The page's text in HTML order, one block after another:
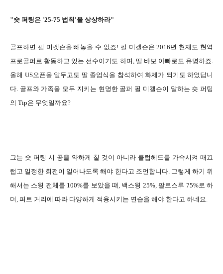
"숏 퍼팅은 '25-75 법칙'을 상상하라"
골프하면 필 미켓슨을 빼놓을 수 없죠! 필 미켈슨은 2016년 현재도 현역
프로골퍼로 활동하고 있는 선수이기도 하며, 딸 바보 아빠로도 유명하죠.
올해 US오픈을 앞두고도 딸 졸업식을 참석하여 화제가 되기도 하였답니
다. 골프와 가족을 모두 지키는 현명한 골퍼 필 미켈슨이 말하는 숏 퍼팅
의 Tip은 무엇일까요?
그는 숏 퍼팅 시 공을 약하게 칠 것이 아니라 클럽헤드를 가속시켜 매끄
럽고 일정한 회전이 일어나도록 해야 한다고 조언합니다. 그렇게 하기 위
해서는 스윙 전체를 100%를 보았을 떄, 백스윙 25%, 팔로스루 75%로 하
며, 퍼트 거리에 따라 다양하게 적용시키는 연습을 해야 한다고 하네요.